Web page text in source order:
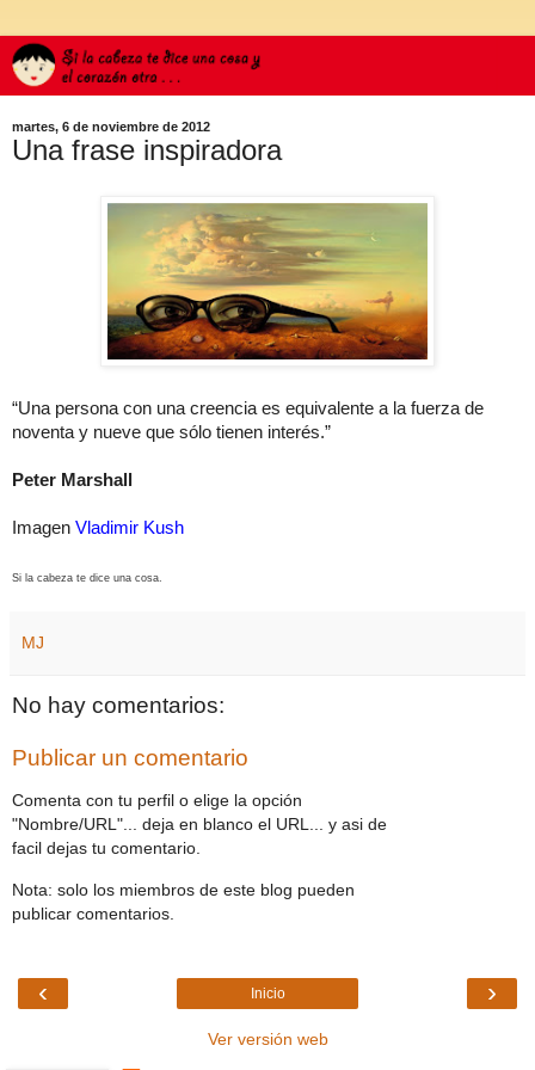
martes, 6 de noviembre de 2012
Una frase inspiradora
“Una persona con una creencia es equivalente a la fuerza de
noventa y nueve que sólo tienen interés.”
Peter Marshall
Imagen Vladimir Kush
Si la cabeza te dice una cosa.
MJ
No hay comentarios:
Publicar un comentario
Comenta con tu perfil o elige la opción
"Nombre/URL"... deja en blanco el URL... y asi de
facil dejas tu comentario.
Nota: solo los miembros de este blog pueden
publicar comentarios.
‹ ›
Inicio
Ver versión web